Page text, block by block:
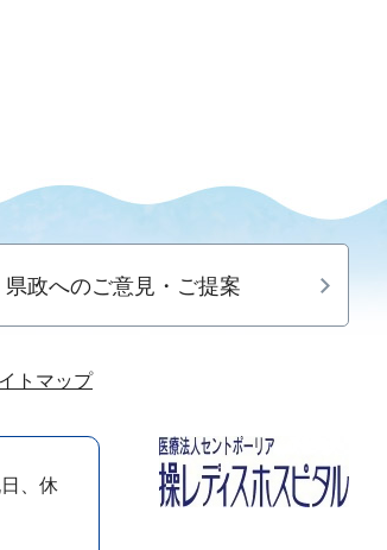
県政へのご意見・ご提案
トマップ
、休